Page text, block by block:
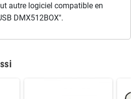
autre logiciel compatible en
DMX512BOX".